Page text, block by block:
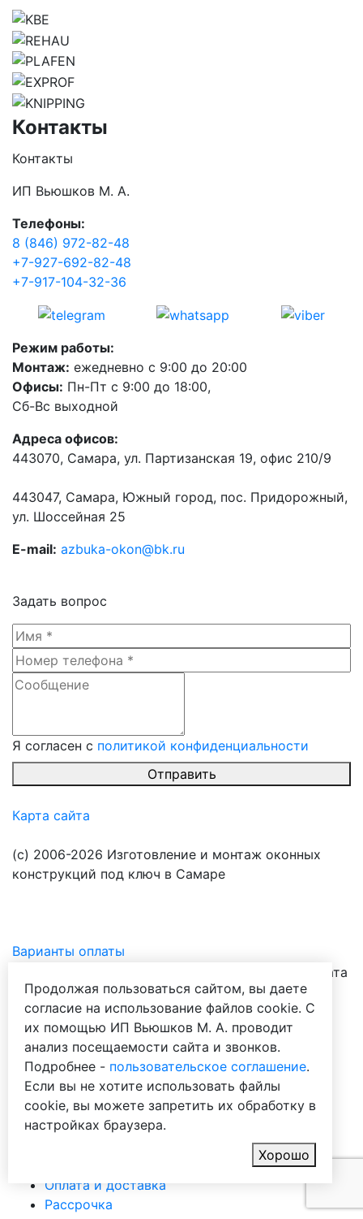
Контакты
Контакты
ИП Вьюшков М. А.
Телефоны:
8 (846) 972-82-48
+7-927-692-82-48
+7-917-104-32-36
Режим работы:
Монтаж: ежедневно с 9:00 до 20:00
Офисы: Пн-Пт с 9:00 до 18:00,
Сб-Вс выходной
Адреса офисов:
443070, Самара, ул. Партизанская 19, офис 210/9
443047, Самара, Южный город, пос. Придорожный,
ул. Шоссейная 25
E-mail: azbuka-okon@bk.ru
Задать вопрос
Я согласен с политикой конфиденциальности
Отправить
Карта сайта
(с) 2006-2026 Изготовление и монтаж оконных
конструкций под ключ в Самаре
Варианты оплаты
О компании
Вопросы и ответы
Акции
Калькулятор
Проекты
Отзывы
Оплата и доставка
Рассрочка
Продолжая пользоваться сайтом, вы даете
согласие на использование файлов cookie. С
их помощью ИП Вьюшков М. А. проводит
анализ посещаемости сайта и звонков.
Подробнее - пользовательское соглашение.
Если вы не хотите использовать файлы
cookie, вы можете запретить их обработку в
настройках браузера.
Хорошо